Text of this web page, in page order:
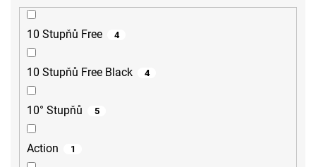
10 Stupňů Free 4
10 Stupňů Free Black 4
10° Stupňů 5
Action 1